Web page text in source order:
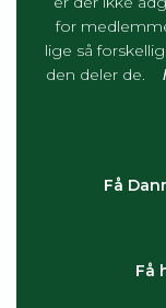
for
lige så
den deler de.
Få
Få